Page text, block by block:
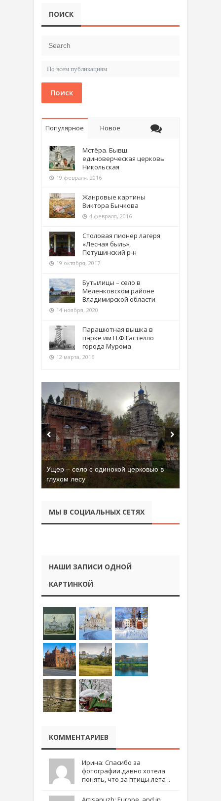
ПОИСК
Поиск
Популярное Новое
Мстёра. Бывш.
единоверческая церковь
Никольская
19 февраля, 2016
Жанровые картины
Виктора Бычкова
4 февраля, 2016
Столовая пионер лагеря
«Лесная быль»,
Петушинский р-н
19 октября, 2017
Бутылицы – село в
Меленковском районе
Владимирской области
14 ноября, 2020
Парашютная вышка в
парке им Н.Ф.Гастелло
города Мурома
12 марта, 2016
Ущер – село с одинокой церковью в
глухом лесу
МЫ В СОЦИАЛЬНЫХ СЕТЯХ
НАШИ ЗАПИСИ ОДНОЙ
КАРТИНКОЙ
КОММЕНТАРИЕВ
Ирина: Спасибо за
фотографии.давно хотела
понять, что за птицы лета ..